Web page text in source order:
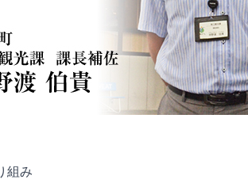
組み